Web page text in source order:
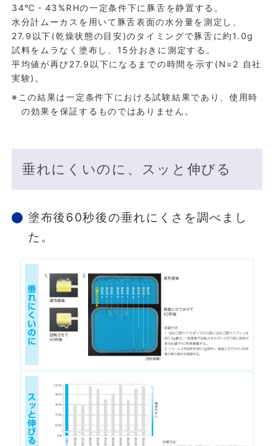
34℃・43%RHの一定条件下に豚舌を静置する。
水分計ムーカスを用いて豚舌表面の水分量を測定し、
27.9以下(乾燥状態の目安)のタイミングで豚舌に約1.0g
試料をムラなく塗布し、15分おきに測定する。
平均値が再び27.9以下になるまでの時間を示す(N=2 自社
実験)。
※この結果は一定条件下における試験結果であり、使用時
の効果を保証するものではありません。
垂れにくいのに、スッと伸びる
塗布後60秒後の垂れにくさを調べまし
た。